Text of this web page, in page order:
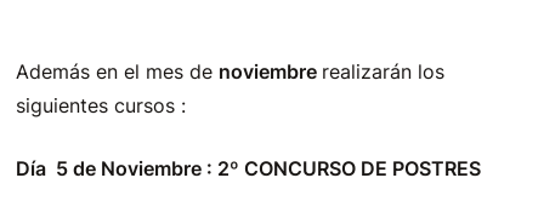
Además en el mes de noviembre realizarán los
siguientes cursos :
Día 5 de Noviembre : 2º CONCURSO DE POSTRES